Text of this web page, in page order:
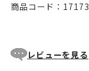
商品コード：17173
レビューを見る